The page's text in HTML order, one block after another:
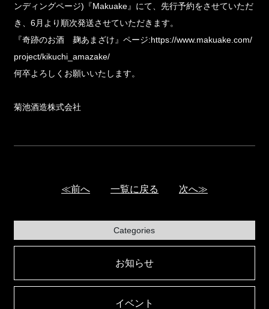
ンディングページ)『Makuake』にて、先行予約をさせていただ
き、6月より順次発送させていただきます。
『奇跡のお酒 麹あまざけ』ページ:https://www.makuake.com/
project/kikuchi_amazake/
何卒よろしくお願いいたします。
菊池酒造株式会社
≪前へ 一覧に戻る 次へ≫
Categories
お知らせ
イベント